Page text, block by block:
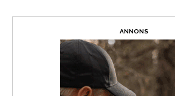
ANNONS